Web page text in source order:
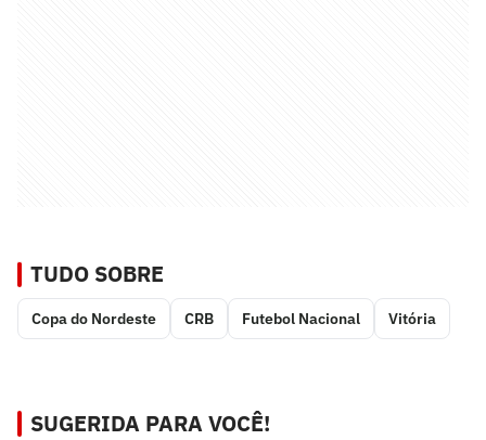
TUDO SOBRE
Copa do Nordeste CRB Futebol Nacional Vitória
SUGERIDA PARA VOCÊ!